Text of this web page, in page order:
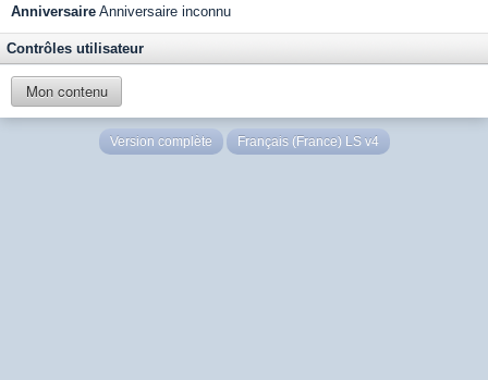
Anniversaire Anniversaire inconnu
Contrôles utilisateur
Mon contenu
Version complète Français (France) LS v4